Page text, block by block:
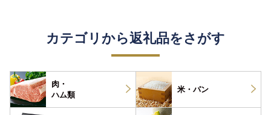
カテゴリから返礼品をさがす
肉・
ハム類
米・パン